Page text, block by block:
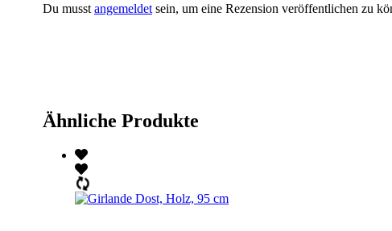
Du musst angemeldet sein, um eine Rezension veröffentlichen zu
Ähnliche Produkte